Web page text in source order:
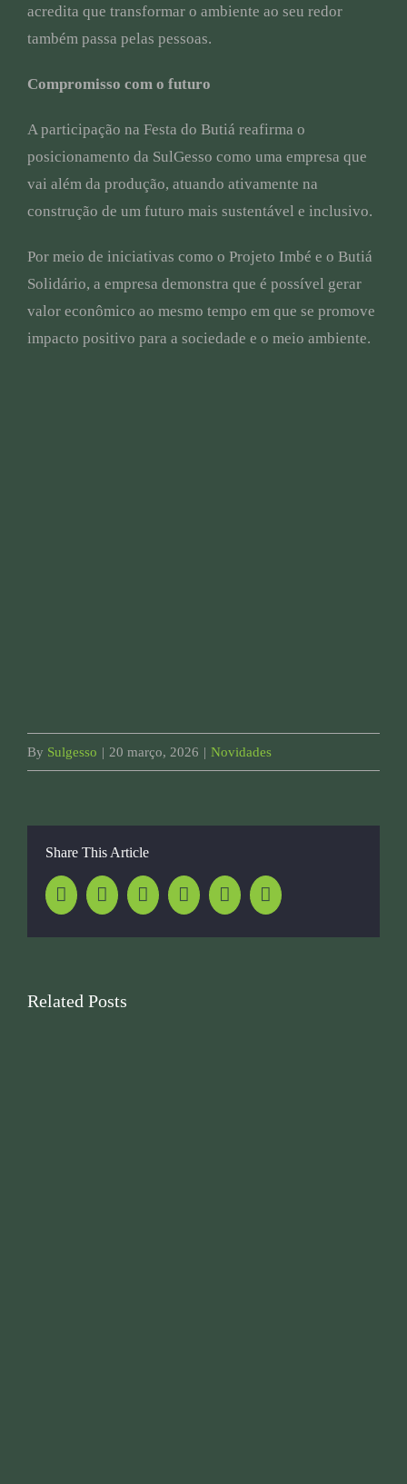
acredita que transformar o ambiente ao seu redor
também passa pelas pessoas.
Compromisso com o futuro
A participação na Festa do Butiá reafirma o
posicionamento da SulGesso como uma empresa que
vai além da produção, atuando ativamente na
construção de um futuro mais sustentável e inclusivo.
Por meio de iniciativas como o Projeto Imbé e o Butiá
Solidário, a empresa demonstra que é possível gerar
valor econômico ao mesmo tempo em que se promove
impacto positivo para a sociedade e o meio ambiente.
By Sulgesso | 20 março, 2026 | Novidades
Share This Article
Facebook
TwitterLinkedInWhatsapp
PinterestEmail
Related Posts